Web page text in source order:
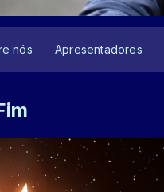
nós Apresentadores